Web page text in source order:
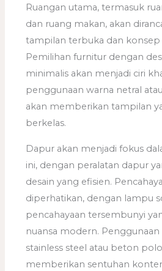
Ruangan utama, termasuk
dan ruang makan, akan
tampilan terbuka dan konsep
Pemilihan furnitur dengan
minimalis akan menjadi ciri
penggunaan warna netral
akan memberikan tampilan
berkelas.
Dapur akan menjadi fokus
ini, dengan peralatan dapur
desain yang efisien.
diperhatikan, dengan lampu
pencahayaan tersembunyi
nuansa modern.
stainless steel atau beton
memberikan sentuhan